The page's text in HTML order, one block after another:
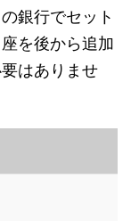
銀行でセット
を後から追加
はありませ